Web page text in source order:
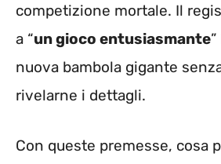
competizione mortale. Il
a “un gioco entusiasmante
nuova bambola gigante
rivelarne i dettagli.
Con queste premesse, cosa